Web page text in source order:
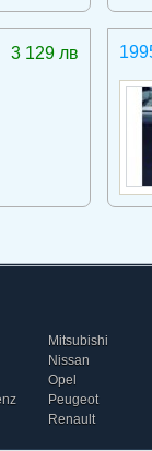
3 129 лв
Mitsubishi
Nissan
Opel
Peugeot
Renault